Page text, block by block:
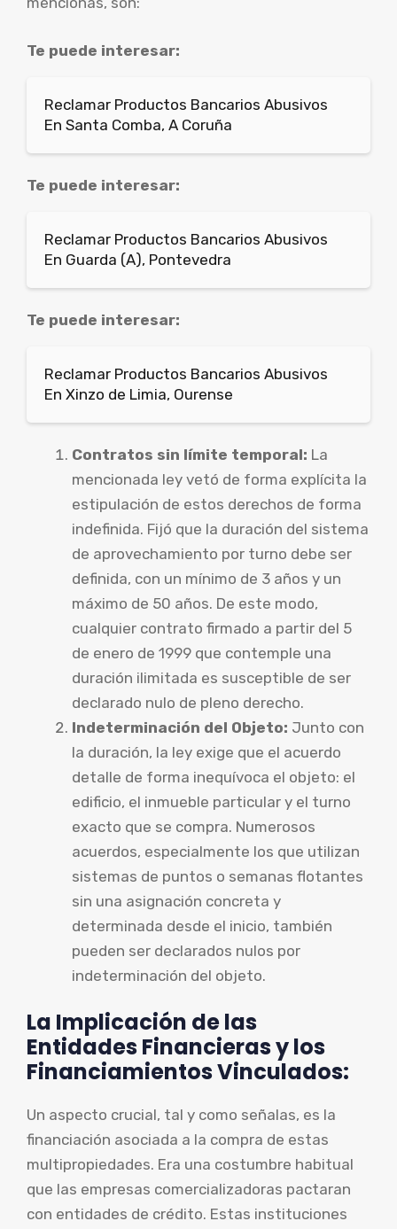
Te puede interesar:
Reclamar Productos Bancarios Abusivos
En Santa Comba, A Coruña
Te puede interesar:
Reclamar Productos Bancarios Abusivos
En Guarda (A), Pontevedra
Te puede interesar:
Reclamar Productos Bancarios Abusivos
En Xinzo de Limia, Ourense
Contratos sin límite temporal: La
mencionada ley vetó de forma explícita la
estipulación de estos derechos de forma
indefinida. Fijó que la duración del sistema
de aprovechamiento por turno debe ser
definida, con un mínimo de 3 años y un
máximo de 50 años. De este modo,
cualquier contrato firmado a partir del 5
de enero de 1999 que contemple una
duración ilimitada es susceptible de ser
declarado nulo de pleno derecho.
Indeterminación del Objeto: Junto con
la duración, la ley exige que el acuerdo
detalle de forma inequívoca el objeto: el
edificio, el inmueble particular y el turno
exacto que se compra. Numerosos
acuerdos, especialmente los que utilizan
sistemas de puntos o semanas flotantes
sin una asignación concreta y
determinada desde el inicio, también
pueden ser declarados nulos por
indeterminación del objeto.
La Implicación de las
Entidades Financieras y los
Financiamientos Vinculados:
Un aspecto crucial, tal y como señalas, es la
financiación asociada a la compra de estas
multipropiedades. Era una costumbre habitual
que las empresas comercializadoras pactaran
con entidades de crédito. Estas instituciones